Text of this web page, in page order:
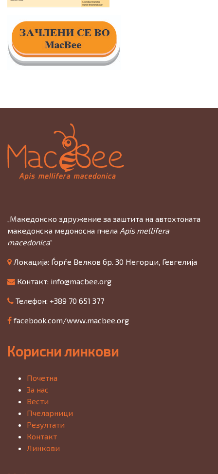
„Македонско здружение за заштита на автохтоната
македонска медоносна пчела Apis mellifera
macedonica“
Локација: Ѓорѓе Велков бр. 30 Негорци, Гевгелија
Контакт: info@macbee.org
Телефон: +389 70 651 377
facebook.com/www.macbee.org
Корисни линкови
Почетна
За нас
Вести
Пчеларници
Резултати
Контакт
Линкови